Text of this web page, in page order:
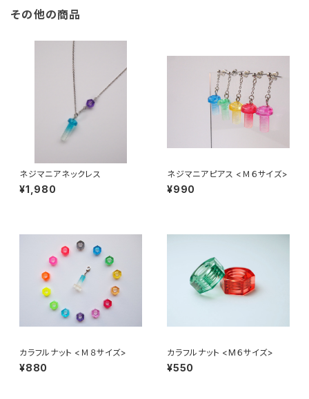
その他の商品
ネジマニアネックレス
¥1,980
ネジマニアピアス <Ｍ６サイズ>
¥990
カラフルナット <Ｍ８サイズ>
¥880
カラフルナット <М６サイズ>
¥550